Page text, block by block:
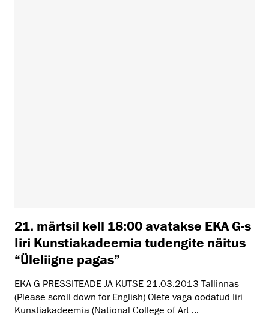
21. märtsil kell 18:00 avatakse EKA G-s
Iiri Kunstiakadeemia tudengite näitus
“Üleliigne pagas”
EKA G PRESSITEADE JA KUTSE 21.03.2013 Tallinnas
(Please scroll down for English) Olete väga oodatud Iiri
Kunstiakadeemia (National College of Art ...